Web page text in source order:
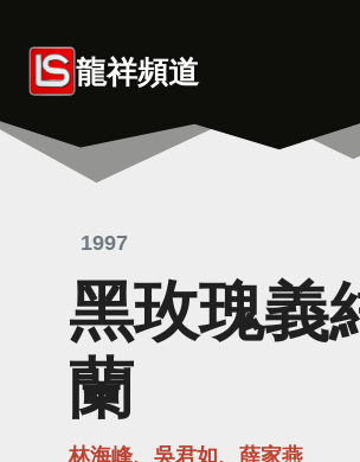
content 龍祥頻道
1997
黑玫瑰義
蘭
林海峰、吳君如、薛家燕